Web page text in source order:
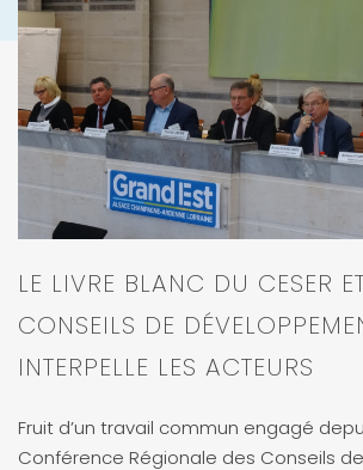
LE LIVRE BLANC DU CESER
CONSEILS DE
INTERPELLE LES ACTEURS
Fruit d’un travail commun engagé
Conférence Régionale des Conseils